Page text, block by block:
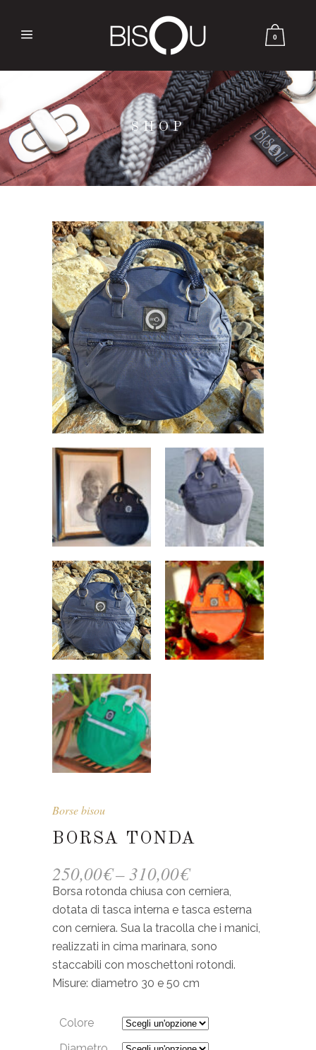
0
SHOP
Borse bisou
BORSA TONDA
250,00€–310,00€
Borsa rotonda chiusa con cerniera,
dotata di tasca interna e tasca esterna
con cerniera. Sua la tracolla che i manici,
realizzati in cima marinara, sono
staccabili con moschettoni rotondi.
Misure: diametro 30 e 50 cm
Colore